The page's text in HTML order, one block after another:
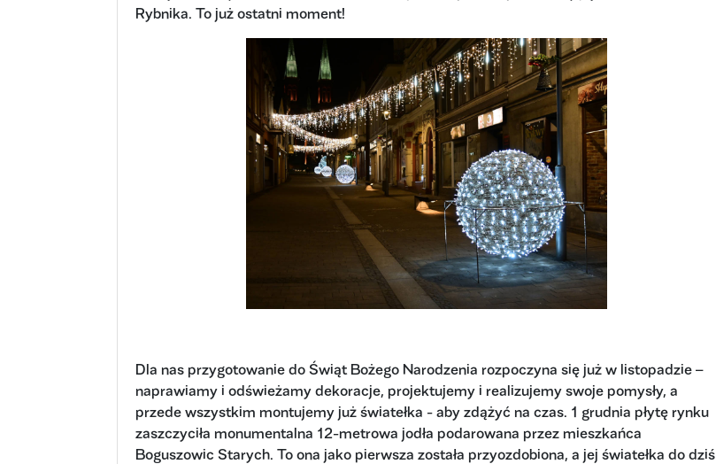
Rybnika. To już ostatni moment!
Dla nas przygotowanie do Świąt Bożego Narodzenia rozpoczyna się już w listopadzie –
naprawiamy i odświeżamy dekoracje, projektujemy i realizujemy swoje pomysły, a
przede wszystkim montujemy już światełka - aby zdążyć na czas. 1 grudnia płytę rynku
zaszczyciła monumentalna 12-metrowa jodła podarowana przez mieszkańca
Boguszowic Starych. To ona jako pierwsza została przyozdobiona, a jej światełka do dziś